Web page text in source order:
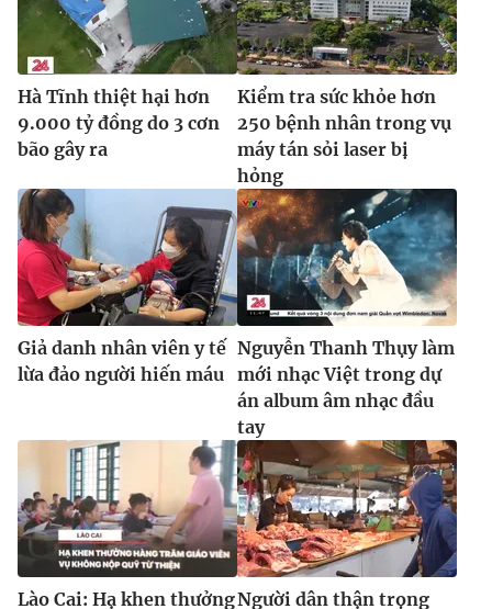
Ðiện thoại Thời báo VTV: 024.66 897 897
Email:toasoan@vtv.vn
Liên hệ quảng cáo:024-7300.7108
® Cấm sao chép dưới mọi hình thức nếu không có sự chấp
thuận bằng văn bản. Ghi rõ nguồn VTV.vn khi phát hành lại
Hà Tĩnh thiệt hại hơn
9.000 tỷ đồng do 3 cơn
bão gây ra
Kiểm tra sức khỏe hơn
250 bệnh nhân trong vụ
máy tán sỏi laser bị
hỏng
Giả danh nhân viên y tế
lừa đảo người hiến máu
Nguyễn Thanh Thụy làm
mới nhạc Việt trong dự
án album âm nhạc đầu
tay
Lào Cai: Hạ khen thưởngNgười dân thận trọng